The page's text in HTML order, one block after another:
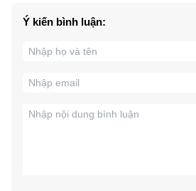
Ý kiến bình luận: